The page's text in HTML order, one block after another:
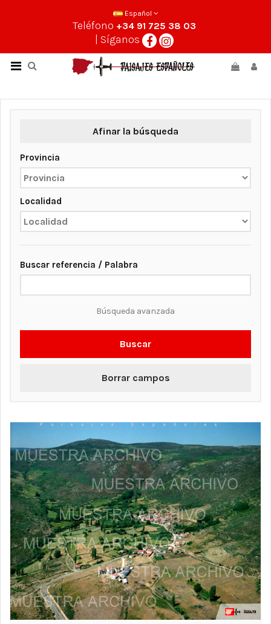
Español
Teléfono +34 91 725 38 03
| Síganos
Afinar la búsqueda
Provincia
Localidad
Buscar referencia / Palabra
Búsqueda avanzada
Buscar
Borrar campos